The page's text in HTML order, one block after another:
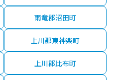
雨竜郡沼田町
上川郡東神楽町
上川郡比布町